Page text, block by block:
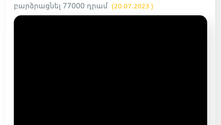
բարձրացնել 77000 դրամ
(20.07.2023 )